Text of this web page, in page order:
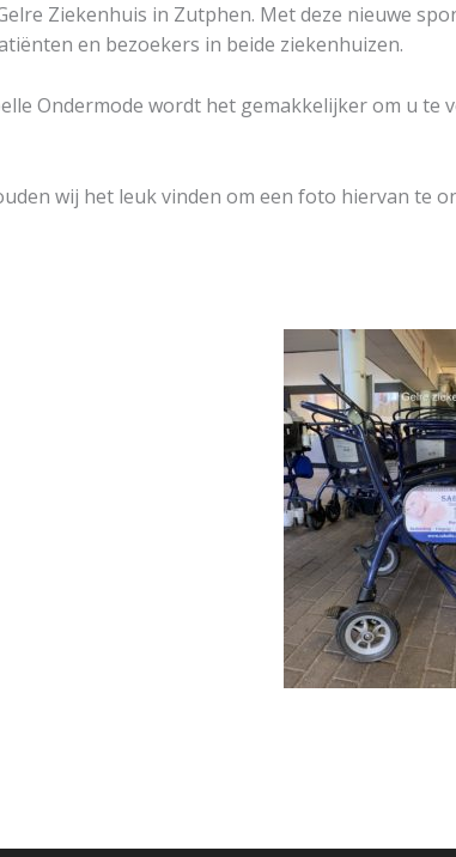
Ziekenhuis in Zutphen. Met deze nieuwe
en bezoekers in beide ziekenhuizen.
Ondermode wordt het gemakkelijker om u te
wij het leuk vinden om een foto hiervan te